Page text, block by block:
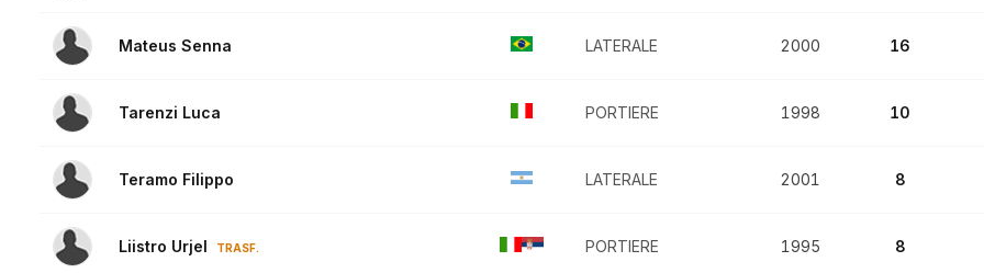
Mateus Senna LATERALE 2000 16
Tarenzi Luca PORTIERE 1998 10
Teramo Filippo LATERALE 2001 8
Liistro Urjel TRASF. PORTIERE 1995 8